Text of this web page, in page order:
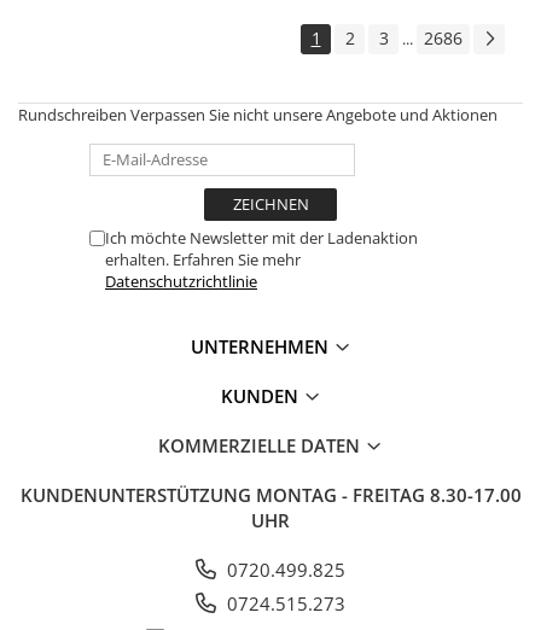
1 2 3 ... 2686
Rundschreiben Verpassen Sie nicht unsere Angebote und Aktionen
Ich möchte Newsletter mit der Ladenaktion
erhalten. Erfahren Sie mehr
Datenschutzrichtlinie
UNTERNEHMEN
KUNDEN
KOMMERZIELLE DATEN
KUNDENUNTERSTÜTZUNG MONTAG - FREITAG 8.30-17.00
UHR
0720.499.825
0724.515.273